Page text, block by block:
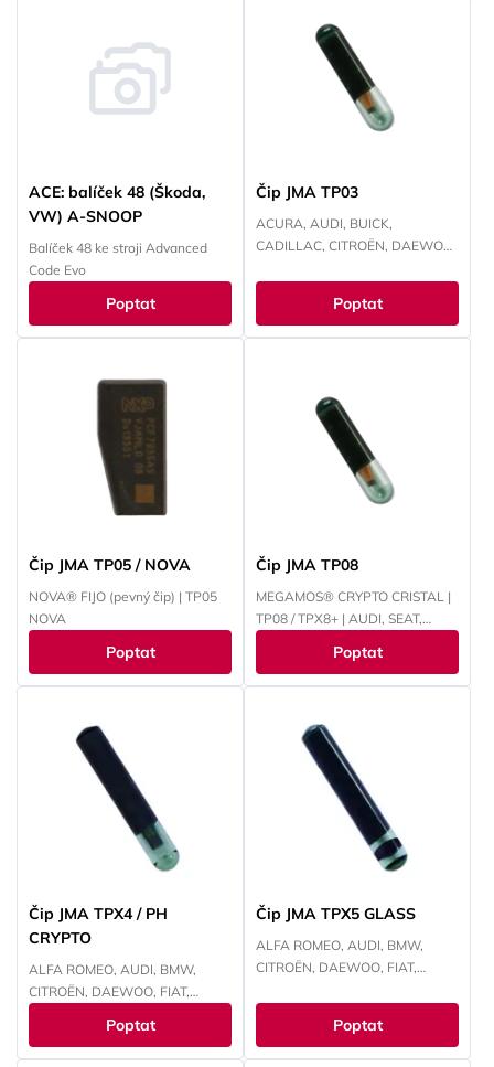
ACE: balíček 48 (Škoda,
VW) A-SNOOP
Balíček 48 ke stroji Advanced
Code Evo
Poptat
Čip JMA TP03
ACURA, AUDI, BUICK,
CADILLAC, CITROËN, DAEWOO,
ISUZU, JAGUAR, KIA, LANCIA,
MAN, MERCEDES, OLDS
MOBILE, OPEL, PEUGEOT,
VOLKSWAGEN, YAMAHA
Poptat
Čip JMA TP05 / NOVA
NOVA® FIJO (pevný čip) | TP05
NOVA
Poptat
Čip JMA TP08
MEGAMOS® CRYPTO CRISTAL |
TP08 / TPX8+ | AUDI, SEAT,
Poptat
Čip JMA TPX4 / PH
CRYPTO
ALFA ROMEO, AUDI, BMW,
CITROËN, DAEWOO, FIAT,
CHEVROLET, CHRYSLER, ISUZU,
IVECO, JEEP, KIA, LANCIA, LAND
Poptat
Čip JMA TPX5 GLASS
ALFA ROMEO, AUDI, BMW,
CITROËN, DAEWOO, FIAT,
CHEVROLET, CHRYSLER, ISUZU,
IVECO, JEEP, KAWASAKI, KIA,
LANCIA, LAND ROVER, LEXUS,
Poptat